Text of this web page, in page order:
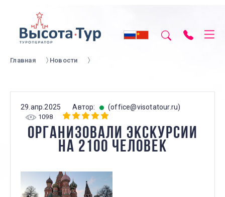
Главная Новости
29.апр.2025 Автор: (office@visotatour.ru)
1098
ОРГАНИЗОВАЛИ ЭКСКУРСИИ
НА 2100 ЧЕЛОВЕК